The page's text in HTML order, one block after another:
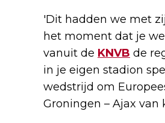
'Dit hadden we met
het moment dat je
vanuit de KNVB de
in je eigen stadion
wedstrijd om
Groningen – Ajax van